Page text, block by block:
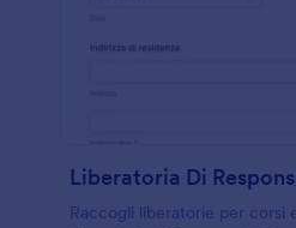
Raccogli liberatorie per corsi